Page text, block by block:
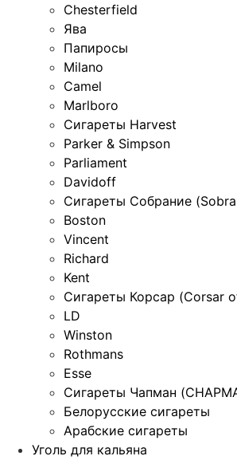
Chesterfield
Ява
Папиросы
Milano
Camel
Marlboro
Сигареты Harvest
Parker & Simpson
Parliament
Davidoff
Сигареты Собрание
Boston
Vincent
Richard
Kent
Сигареты Корсар (Corsar
LD
Winston
Rothmans
Esse
Сигареты Чапман
Белорусские сигареты
Арабские сигареты
Уголь для кальяна